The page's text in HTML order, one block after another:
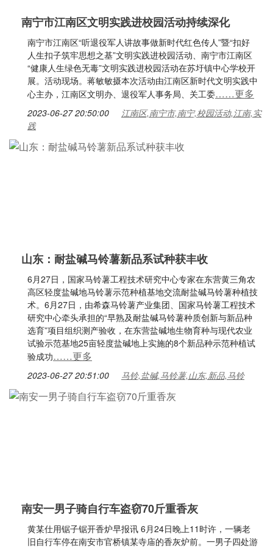
南宁市江南区文明实践进校园活动持续深化
南宁市江南区“听退役军人讲故事做新时代红色传人”暨“扣好
人生扣子筑牢思想之基”文明实践进校园活动、南宁市江南区
“健康人生绿色无毒”文明实践进校园活动在苏圩镇中心学校开
展。活动现场。蒋敏敏摄本次活动由江南区新时代文明实践中
心主办，江南区文明办、退役军人事务局、关工委……更多
2023-06-27 20:50:00
江南区,南宁市,南宁,校园活动,江南,实
践
山东：耐盐碱马铃薯新品系试种获丰收
6月27日，国家马铃薯工程技术研究中心专家在东营黄三角农
高区轻度盐碱地马铃薯示范种植基地交流耐盐碱马铃薯种植技
术。6月27日，由希森马铃薯产业集团、国家马铃薯工程技术
研究中心牵头承担的“早熟及耐盐碱马铃薯种质创新与新品种
选育”项目组织测产验收，在东营盐碱地生物育种与现代农业
试验示范基地25亩轻度盐碱地上实施的8个新品种示范种植试
验成功……更多
2023-06-27 20:51:00 马铃,盐碱,马铃薯,山东,新品,马铃
南安一男子骑自行车盗窃70斤重香灰
黄某仕用锯子锯开香炉早报讯 6月24日晚上11时许，一辆老
旧自行车停在南安市官桥镇某寺庙的香灰炉前。一男子四处游